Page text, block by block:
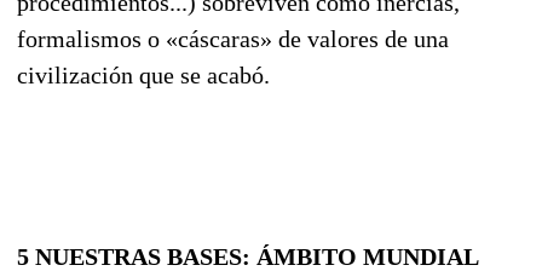
formalismos o «cáscaras» de valores de una
civilización que se acabó.
5 NUESTRAS BASES: ÁMBITO MUNDIAL